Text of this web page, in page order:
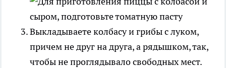
Выкладываете колбасу и грибы с луком,
причем не друг на друга, а рядышком, так,
чтобы не проглядывало свободных мест.